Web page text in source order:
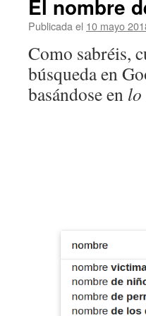
El nombre
Publicada el 10 mayo
Como sabréis,
búsqueda en
basándose en lo